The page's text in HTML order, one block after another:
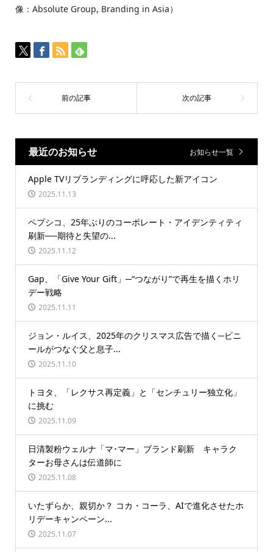
像：Absolute Group, Branding in Asia）
最近のお知らせ お知らせ一覧
Apple TVリブランディングに呼応した新アイコン
2025.11.13
ペプシコ、25年ぶりのコーポレート・アイデンティティ
刷新──期待と失望の...
2025.11.12
Gap、「Give Your Gift」─“つながり”で再生を描くホリ
デー戦略
2025.11.11
ジョン・ルイス、2025年のクリスマス広告で描く─ビニ
ールがつなぐ父と息子...
2025.11.10
トヨタ、「レクサス再定義」と「センチュリー独立化」
に挑む
2025.11.09
日清製粉ウェルナ「マ･マー」ブランド刷新 キャラク
ターお母さんは伝道師に
2025.11.08
いたずらか、親切か？ コカ・コーラ、AIで進化させたホ
リデーキャンペーン...
2025.11.07